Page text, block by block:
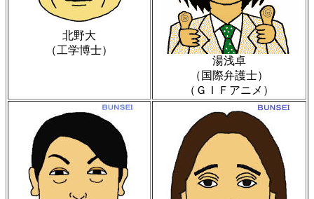
北野大
（工学博士）
湯浅卓
（国際弁護士）
（ＧＩＦアニメ）